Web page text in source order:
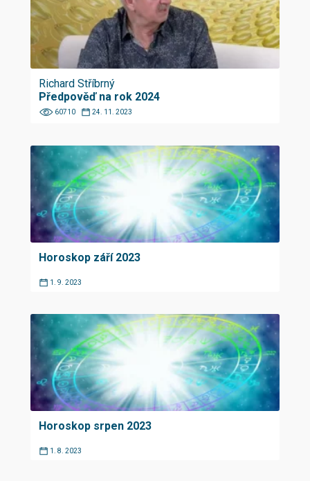
Richard Stříbrný
Předpověď na rok 2024
60710 24. 11. 2023
Horoskop září 2023
1. 9. 2023
Horoskop srpen 2023
1. 8. 2023